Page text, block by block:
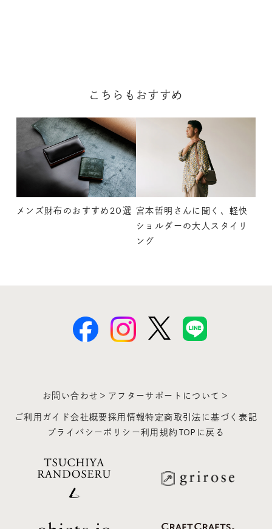
こちらもおすすめ
メンズ財布のおすすめ20選 宮本哲明さんに聞く、軽快
ショルダーの大人スタイリ
ング
お問い合わせ＞ アフターサポートについて＞
ご利用ガイド会社概要採用情報特定商取引法に基づく表記
プライバシーポリシー利用規約 TOPに戻る